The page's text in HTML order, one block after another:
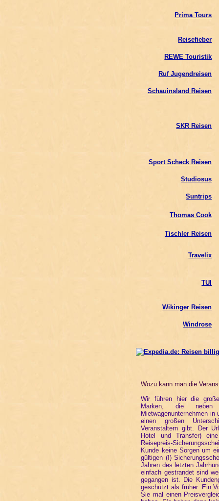
Prima Tours
Reisefieber
REWE Touristik
Ruf Jugendreisen
Schauinsland Reisen
SKR Reisen
Sport Scheck Reisen
Studiosus
Suntrips
Thomas Cook
Tischler Reisen
Travelix
TUI
Wikinger Reisen
Windrose
Wozu kann man die
Wir führen hier die
Marken, die neben
Mietwagenunternehmen
einen großen
Veranstaltern gibt. Der
Hotel und Transfer)
Reisepreis-
Kunde keine Sorgen um
gültigen (!)
Jahren des letzten
einfach gestrandet sind
gegangen ist. Die
geschützt als früher. Ein
Sie mal einen